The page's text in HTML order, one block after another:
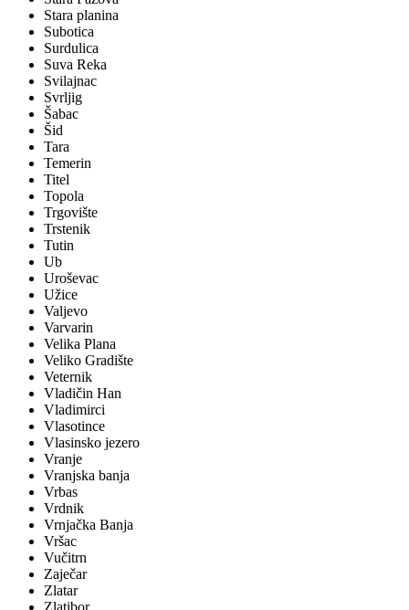
Stara planina
Subotica
Surdulica
Suva Reka
Svilajnac
Svrljig
Šabac
Šid
Tara
Temerin
Titel
Topola
Trgovište
Trstenik
Tutin
Ub
Uroševac
Užice
Valjevo
Varvarin
Velika Plana
Veliko Gradište
Veternik
Vladičin Han
Vladimirci
Vlasotince
Vlasinsko jezero
Vranje
Vranjska banja
Vrbas
Vrdnik
Vrnjačka Banja
Vršac
Vučitrn
Zaječar
Zlatar
Zlatibor